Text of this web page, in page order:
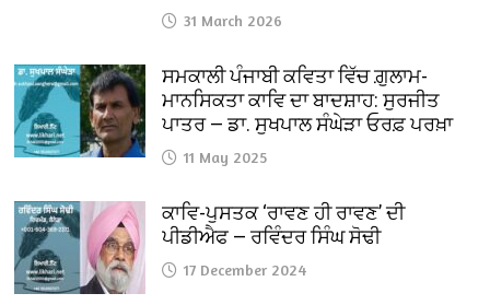
31 March 2026
ਸਮਕਾਲੀ ਪੰਜਾਬੀ ਕਵਿਤਾ ਵਿੱਚ ਗ਼ੁਲਾਮ-
ਮਾਨਸਿਕਤਾ ਕਾਵਿ ਦਾ ਬਾਦਸ਼ਾਹ: ਸੁਰਜੀਤ
ਪਾਤਰ — ਡਾ. ਸੁਖਪਾਲ ਸੰਘੇੜਾ ਓਰਫ਼ ਪਰਖ਼ਾ
11 May 2025
ਕਾਵਿ-ਪੁਸਤਕ ‘ਰਾਵਣ ਹੀ ਰਾਵਣ’ ਦੀ
ਪੀਡੀਐਫ — ਰਵਿੰਦਰ ਸਿੰਘ ਸੋਢੀ
17 December 2024